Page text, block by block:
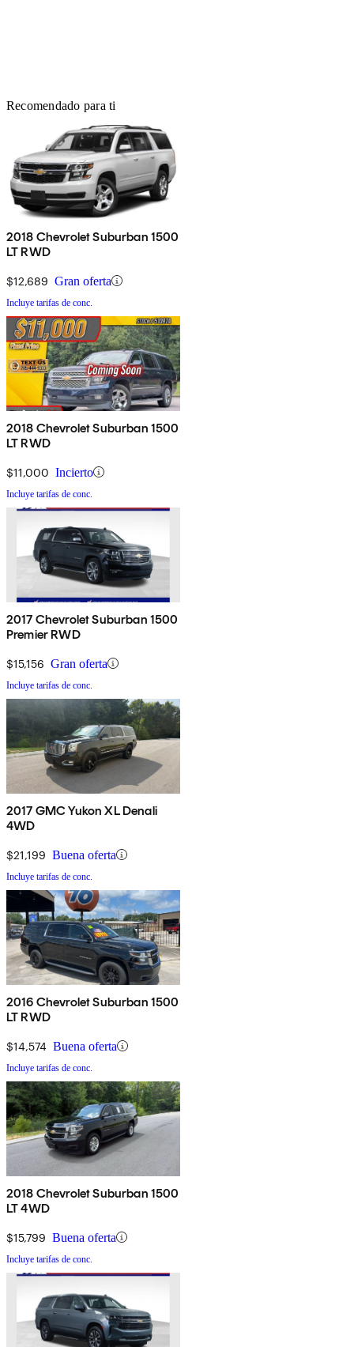
Recomendado para ti
2018 Chevrolet Suburban 1500
LT RWD
$12,689 Gran oferta
Incluye tarifas de conc.
2018 Chevrolet Suburban 1500
LT RWD
$11,000 Incierto
Incluye tarifas de conc.
2017 Chevrolet Suburban 1500
Premier RWD
$15,156 Gran oferta
Incluye tarifas de conc.
2017 GMC Yukon XL Denali
4WD
$21,199 Buena oferta
Incluye tarifas de conc.
2016 Chevrolet Suburban 1500
LT RWD
$14,574 Buena oferta
Incluye tarifas de conc.
2018 Chevrolet Suburban 1500
LT 4WD
$15,799 Buena oferta
Incluye tarifas de conc.